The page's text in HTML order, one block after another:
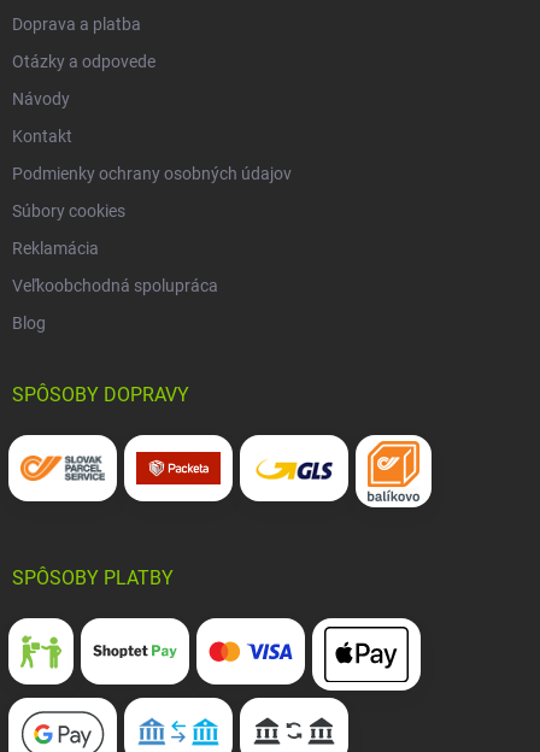
Doprava a platba
Otázky a odpovede
Návody
Kontakt
Podmienky ochrany osobných údajov
Súbory cookies
Reklamácia
Veľkoobchodná spolupráca
Blog
SPÔSOBY DOPRAVY
SPÔSOBY PLATBY